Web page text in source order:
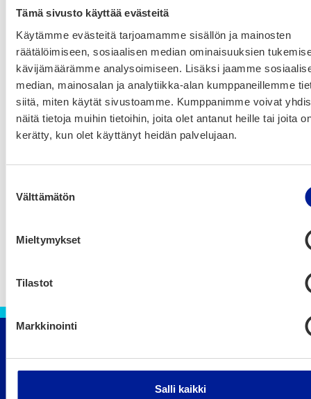
Tämä sivusto käyttää evästeitä
Käytämme evästeitä tarjoamamme sisällön ja mainosten
räätälöimiseen, sosiaalisen median ominaisuuksien
kävijämäärämme analysoimiseen. Lisäksi jaamme
median, mainosalan ja analytiikka-alan kumppaneillemme
siitä, miten käytät sivustoamme. Kumppanimme voivat
näitä tietoja muihin tietoihin, joita olet antanut heille tai joita
kerätty, kun olet käyttänyt heidän palvelujaan.
valinta
Välttämätön
Mieltymykset
Tilastot
Markkinointi
Salli kaikki
Sepän­ka­tu 20, Oulu, Suo­mi
Ilmoit­tau­du tääl­lä:
lyyti.fi/reg/
Älä mis­saa tätä tilai­suut­ta! Näh­dään lau­ta­pe­li-
ja ver­kos­toi­tu­mi­sil­las­sa.
ja tapahtumat
Oulun kaupunki
Puhelin 08 558 410 (vaihde)